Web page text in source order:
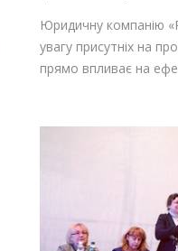
Юридичну компанію
увагу присутніх на
прямо впливає на